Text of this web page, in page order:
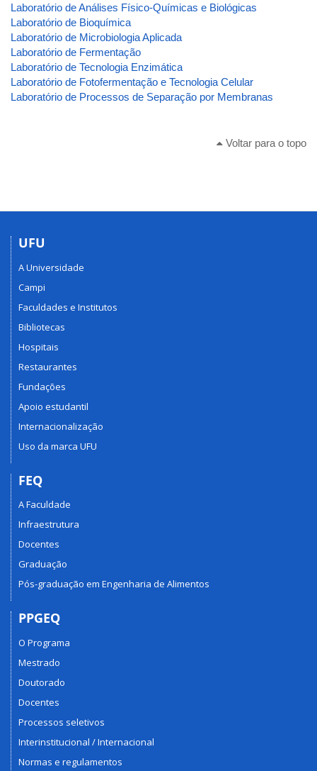
Laboratório de Análises Físico-Químicas e Biológicas
Laboratório de Bioquímica
Laboratório de Microbiologia Aplicada
Laboratório de Fermentação
Laboratório de Tecnologia Enzimática
Laboratório de Fotofermentação e Tecnologia Celular
Laboratório de Processos de Separação por Membranas
Voltar para o topo
UFU
A Universidade
Campi
Faculdades e Institutos
Bibliotecas
Hospitais
Restaurantes
Fundações
Apoio estudantil
Internacionalização
Uso da marca UFU
FEQ
A Faculdade
Infraestrutura
Docentes
Graduação
Pós-graduação em Engenharia de Alimentos
PPGEQ
O Programa
Mestrado
Doutorado
Docentes
Processos seletivos
Interinstitucional / Internacional
Normas e regulamentos